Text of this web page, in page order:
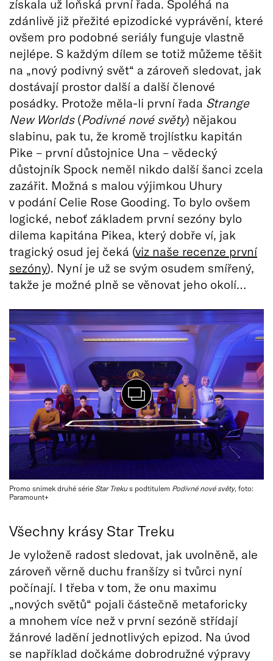
získala už loňská první řada. Spoléhá na
zdánlivě již přežité epizodické vyprávění, které
ovšem pro podobné seriály funguje vlastně
nejlépe. S každým dílem se totiž můžeme těšit
na „nový podivný svět“ a zároveň sledovat, jak
dostávají prostor další a další členové
posádky. Protože měla-li první řada Strange
New Worlds(Podivné nové světy) nějakou
slabinu, pak tu, že kromě trojlístku kapitán
Pike – první důstojnice Una – vědecký
důstojník Spock neměl nikdo další šanci zcela
zazářit. Možná s malou výjimkou Uhury
v podání Celie Rose Gooding. To bylo ovšem
logické, neboť základem první sezóny bylo
dilema kapitána Pikea, který dobře ví, jak
tragický osud jej čeká (viz naše recenze první
sezóny). Nyní je už se svým osudem smířený,
takže je možné plně se věnovat jeho okolí…
Promo snímek druhé série Star Trekus podtitulem Podivné nové světy, foto:
Paramount+
Všechny krásy Star Treku
Je vyloženě radost sledovat, jak uvolněně, ale
zároveň věrně duchu franšízy si tvůrci nyní
počínají. I třeba v tom, že onu maximu
„nových světů“ pojali částečně metaforicky
a mnohem více než v první sezóně střídají
žánrové ladění jednotlivých epizod. Na úvod
se například dočkáme dobrodružné výpravy